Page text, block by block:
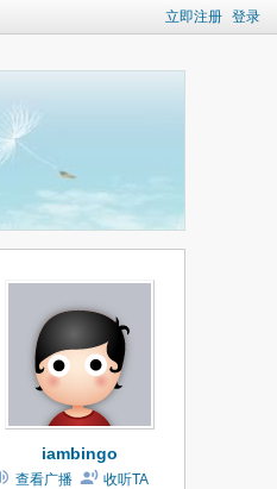
立即注册 登录
iambingo
查看广播
收听TA